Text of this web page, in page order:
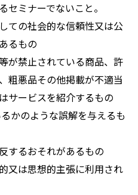
セミナーでないこと。
ての社会的な信頼性又は公
るもの
が禁止されている商品、許
粗悪品その他掲載が不適当
サービスを紹介するもの
かのような誤解を与えるも
するおそれがあるもの
又は思想的主張に利用され